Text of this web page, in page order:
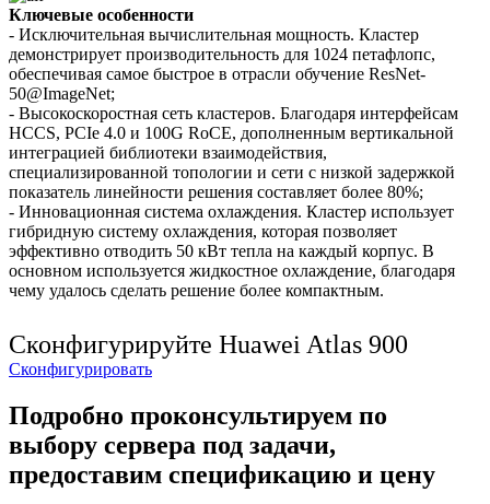
Ключевые особенности
- Исключительная вычислительная мощность. Кластер
демонстрирует производительность для 1024 петафлопс,
обеспечивая самое быстрое в отрасли обучение ResNet-
50@ImageNet;
- Высокоскоростная сеть кластеров. Благодаря интерфейсам
HCCS, PCIe 4.0 и 100G RoCE, дополненным вертикальной
интеграцией библиотеки взаимодействия,
специализированной топологии и сети с низкой задержкой
показатель линейности решения составляет более 80%;
- Инновационная система охлаждения. Кластер использует
гибридную систему охлаждения, которая позволяет
эффективно отводить 50 кВт тепла на каждый корпус. В
основном используется жидкостное охлаждение, благодаря
чему удалось сделать решение более компактным.
Сконфигурируйте Huawei Atlas 900
Сконфигурировать
Подробно проконсультируем по
выбору сервера под задачи,
предоставим спецификацию и цену